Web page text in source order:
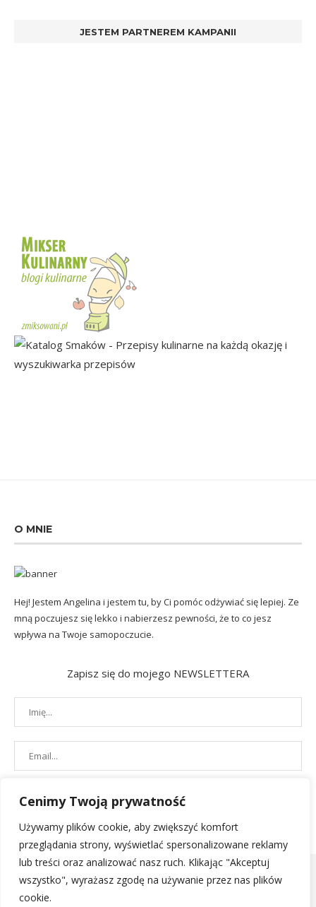
Cenimy Twoją prywatność
Używamy plików cookie, aby zwiększyć komfort
przeglądania strony, wyświetlać spersonalizowane reklamy
lub treści oraz analizować nasz ruch. Klikając "Akceptuj
wszystko", wyrażasz zgodę na używanie przez nas plików
cookie.
JESTEM PARTNEREM KAMPANII
O MNIE
Hej! Jestem Angelina i jestem tu, by Ci pomóc odżywiać się lepiej. Ze
mną poczujesz się lekko i nabierzesz pewności, że to co jesz
wpływa na Twoje samopoczucie.
Zapisz się do mojego NEWSLETTERA